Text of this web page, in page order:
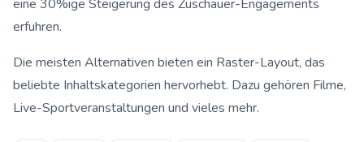
eine 30%ige Steigerung des Zuschauer-Engagements
erfuhren.
Die meisten Alternativen bieten ein Raster-Layout, das
beliebte Inhaltskategorien hervorhebt. Dazu gehören Filme,
Live-Sportveranstaltungen und vieles mehr.